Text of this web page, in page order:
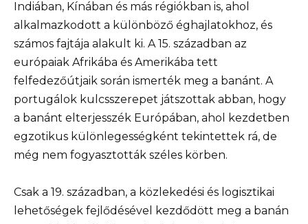
Indiában, Kínában és más régiókban is, ahol
alkalmazkodott a különböző éghajlatokhoz, és
számos fajtája alakult ki. A 15. században az
európaiak Afrikába és Amerikába tett
felfedezőútjaik során ismerték meg a banánt. A
portugálok kulcsszerepet játszottak abban, hogy
a banánt elterjesszék Európában, ahol kezdetben
egzotikus különlegességként tekintettek rá, de
még nem fogyasztották széles körben.
Csak a 19. században, a közlekedési és logisztikai
lehetőségek fejlődésével kezdődött meg a banán